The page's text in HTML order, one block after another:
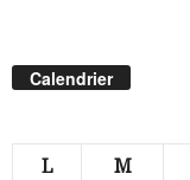
Calendrier
L M